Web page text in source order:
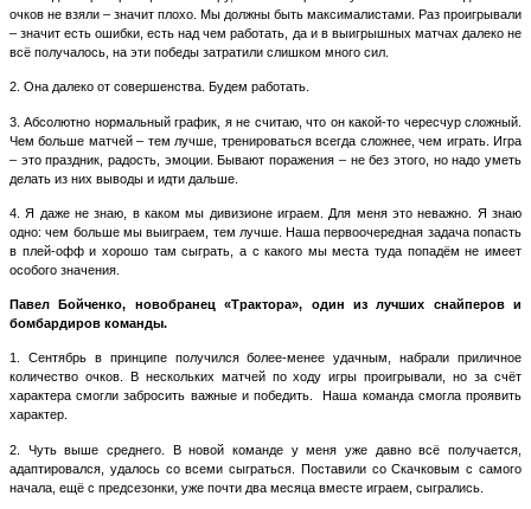
очков не взяли – значит плохо. Мы должны быть максималистами. Раз проигрывали
– значит есть ошибки, есть над чем работать, да и в выигрышных матчах далеко не
всё получалось, на эти победы затратили слишком много сил.
2. Она далеко от совершенства. Будем работать.
3. Абсолютно нормальный график, я не считаю, что он какой-то чересчур сложный.
Чем больше матчей – тем лучше, тренироваться всегда сложнее, чем играть. Игра
– это праздник, радость, эмоции. Бывают поражения – не без этого, но надо уметь
делать из них выводы и идти дальше.
4. Я даже не знаю, в каком мы дивизионе играем. Для меня это неважно. Я знаю
одно: чем больше мы выиграем, тем лучше. Наша первоочередная задача попасть
в плей-офф и хорошо там сыграть, а с какого мы места туда попадём не имеет
особого значения.
Павел Бойченко, новобранец «Трактора», один из лучших снайперов и
бомбардиров команды.
1. Сентябрь в принципе получился более-менее удачным, набрали приличное
количество очков. В нескольких матчей по ходу игры проигрывали, но за счёт
характера смогли забросить важные и победить.
Наша команда смогла проявить
характер.
2. Чуть выше среднего. В новой команде у меня уже давно всё получается,
адаптировался, удалось со всеми сыграться. Поставили со Скачковым с самого
начала, ещё с предсезонки, уже почти два месяца вместе играем, сыгрались.